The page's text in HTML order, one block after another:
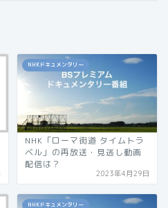
NHKドキュメンタリー
NHK「ローマ街道 タイムトラ
ベル」の再放送・見逃し動画
配信は？
2023年4月29日
NHKドキュメンタリー